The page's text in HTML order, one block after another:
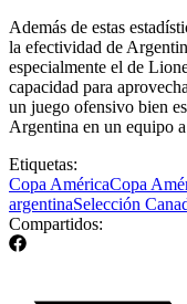
Además de estas
la efectividad de
especialmente el de
capacidad para
un juego ofensivo bien
Argentina en un equipo
Etiquetas:
Copa AméricaCopa
argentinaSelección
Compartidos: